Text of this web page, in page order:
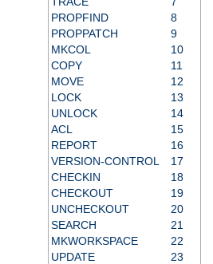
PROPFIND
8
PROPPATCH
9
MKCOL
10
COPY
11
MOVE
12
LOCK
13
UNLOCK
14
ACL
15
REPORT
16
VERSION-CONTROL
17
CHECKIN
18
CHECKOUT
19
UNCHECKOUT
20
SEARCH
21
MKWORKSPACE
22
UPDATE
23